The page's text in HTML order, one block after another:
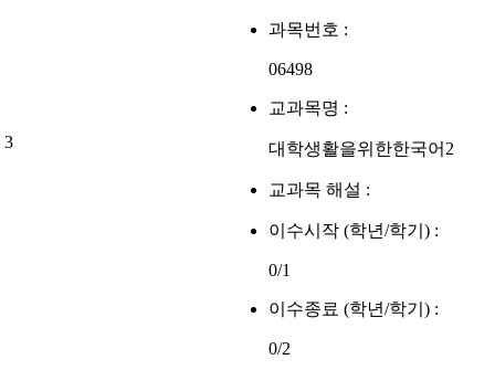
3
과목번호 :
06498
교과목명 :
대학생활을위한한국어2
교과목 해설 :
이수시작 (학년/학기) :
0/1
이수종료 (학년/학기) :
0/2